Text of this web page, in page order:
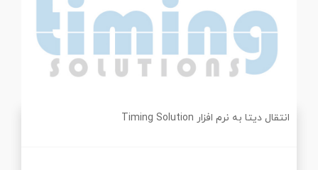
انتقال دیتا به نرم افزار Timing Solution